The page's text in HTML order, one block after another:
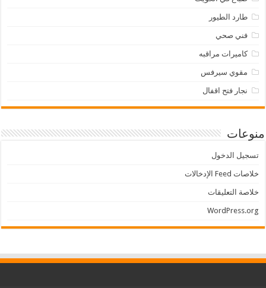
طارد الطيور
فني صحي
كاميرات مراقبه
مقوي سيرفس
نجار فتح اقفال
منوعات
تسجيل الدخول
خلاصات Feed الإدخالات
خلاصة التعليقات
WordPress.org